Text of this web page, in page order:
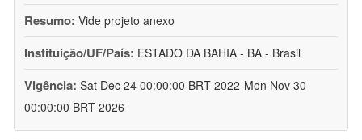
Resumo: Vide projeto anexo
Instituição/UF/País: ESTADO DA BAHIA - BA - Brasil
Vigência: Sat Dec 24 00:00:00 BRT 2022-Mon Nov 30
00:00:00 BRT 2026